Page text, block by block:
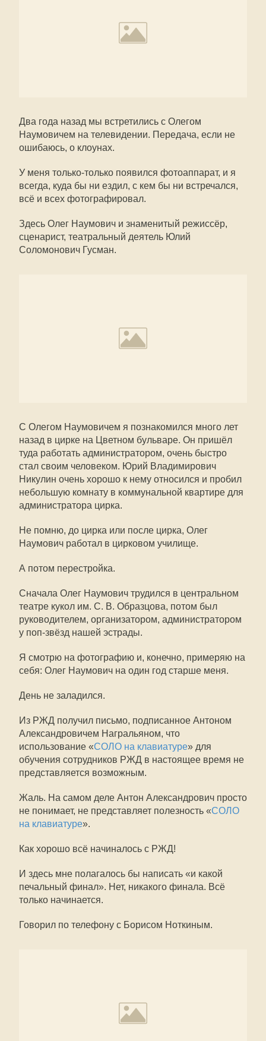
Два года назад мы встретились с Олегом
Наумовичем на телевидении. Передача, если не
ошибаюсь, о клоунах.
У меня только-только появился фотоаппарат, и я
всегда, куда бы ни ездил, с кем бы ни встречался,
всё и всех фотографировал.
Здесь Олег Наумович и знаменитый режиссёр,
сценарист, театральный деятель Юлий
Соломонович Гусман.
С Олегом Наумовичем я познакомился много лет
назад в цирке на Цветном бульваре. Он пришёл
туда работать администратором, очень быстро
стал своим человеком. Юрий Владимирович
Никулин очень хорошо к нему относился и пробил
небольшую комнату в коммунальной квартире для
администратора цирка.
Не помню, до цирка или после цирка, Олег
Наумович работал в цирковом училище.
А потом перестройка.
Сначала Олег Наумович трудился в центральном
театре кукол им. С. В. Образцова, потом был
руководителем, организатором, администратором
у поп-звёзд нашей эстрады.
Я смотрю на фотографию и, конечно, примеряю на
себя: Олег Наумович на один год старше меня.
День не заладился.
Из РЖД получил письмо, подписанное Антоном
Александровичем Награльяном, что
использование «СОЛО на клавиатуре» для
обучения сотрудников РЖД в настоящее время не
представляется возможным.
Жаль. На самом деле Антон Александрович просто
не понимает, не представляет полезность «СОЛО
на клавиатуре».
Как хорошо всё начиналось с РЖД!
И здесь мне полагалось бы написать «и какой
печальный финал». Нет, никакого финала. Всё
только начинается.
Говорил по телефону с Борисом Ноткиным.